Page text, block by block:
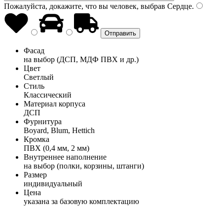
Пожалуйста, докажите, что вы человек, выбрав Сердце.
Фасад
на выбор (ДСП, МДФ ПВХ и др.)
Цвет
Светлый
Стиль
Классический
Материал корпуса
ДСП
Фурнитура
Boyard, Blum, Hettich
Кромка
ПВХ (0,4 мм, 2 мм)
Внутреннее наполнение
на выбор (полки, корзины, штанги)
Размер
индивидуальный
Цена
указана за базовую комплектацию